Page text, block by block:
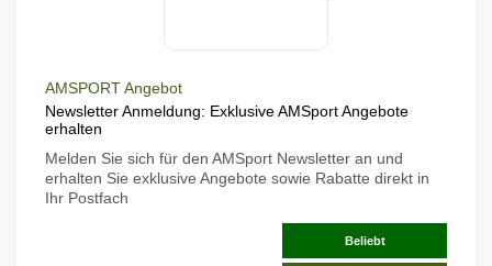
AMSPORT Angebot
Newsletter Anmeldung: Exklusive AMSport Angebote
erhalten
Melden Sie sich für den AMSport Newsletter an und
erhalten Sie exklusive Angebote sowie Rabatte direkt in
Ihr Postfach
Beliebt